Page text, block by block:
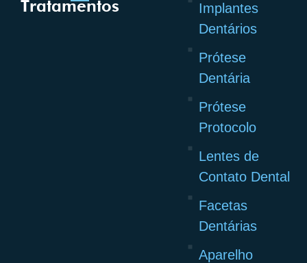
Tratamentos
Implantes
Dentários
Prótese
Dentária
Prótese
Protocolo
Lentes de
Contato Dental
Facetas
Dentárias
Aparelho